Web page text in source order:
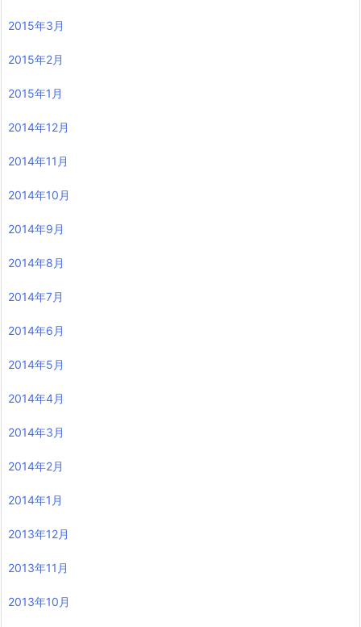
2015年3月
2015年2月
2015年1月
2014年12月
2014年11月
2014年10月
2014年9月
2014年8月
2014年7月
2014年6月
2014年5月
2014年4月
2014年3月
2014年2月
2014年1月
2013年12月
2013年11月
2013年10月